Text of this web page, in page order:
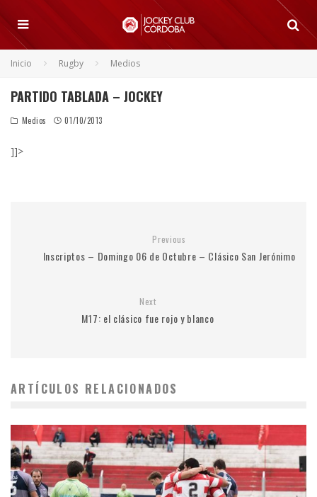
Inicio Rugby Medios
PARTIDO TABLADA – JOCKEY
Medios 01/10/2013
]]>
Previous
Inscriptos – Domingo 06 de Octubre – Clásico San Jerónimo
Next
M17: el clásico fue rojo y blanco
ARTÍCULOS RELACIONADOS